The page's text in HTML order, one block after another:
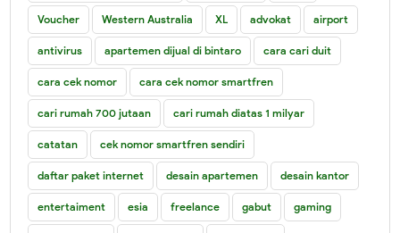
Voucher Western Australia XL advokat airport
antivirus apartemen dijual di bintaro cara cari duit
cara cek nomor cara cek nomor smartfren
cari rumah 700 jutaan cari rumah diatas 1 milyar
catatan cek nomor smartfren sendiri
daftar paket internet desain apartemen desain kantor
entertaiment esia freelance gabut gaming